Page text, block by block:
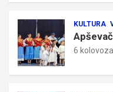
KULTURA
6